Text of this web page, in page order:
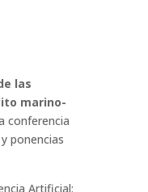
las
marino-
conferencia
ponencias
Artificial: